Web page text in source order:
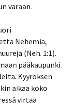
varaan.
Nehemia,
(Neh. 1:1).
pääkaupunki.
Kyyroksen
aikaa koko
virtaa